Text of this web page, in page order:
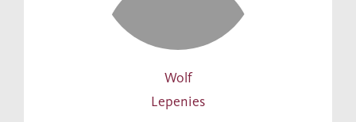
Wolf
Lepenies